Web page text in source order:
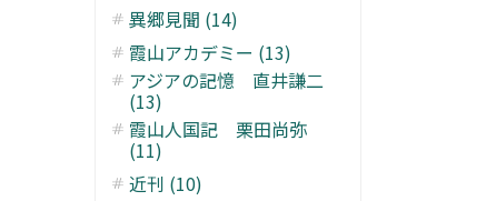
異郷見聞 (14)
霞山アカデミー (13)
アジアの記憶 直井謙二
(13)
霞山人国記 栗田尚弥
(11)
近刊 (10)